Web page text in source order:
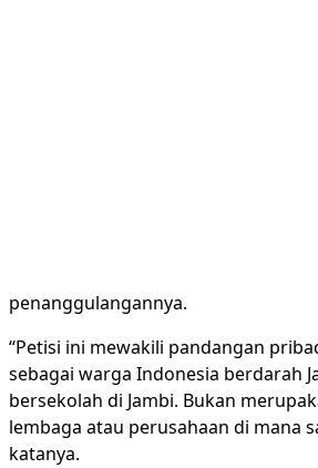
penanggulangannya.
“Petisi ini mewakili pandangan
sebagai warga Indonesia berdarah
bersekolah di Jambi. Bukan
lembaga atau perusahaan di mana
katanya.